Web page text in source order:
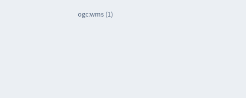
ogc:wms (1)